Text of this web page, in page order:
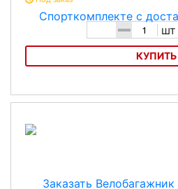
- шт
КУПИТЬ
Велобагажник Tranz X CD-20AC